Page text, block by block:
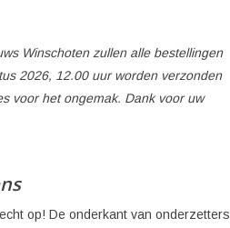
Winschoten zullen alle bestellingen
2026, 12.00 uur worden verzonden
voor het ongemak. Dank voor uw
op! De onderkant van onderzetters